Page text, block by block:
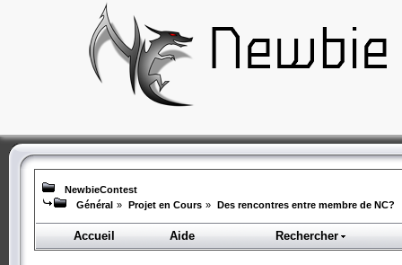
NewbieContest
Général » Projet en Cours » Des rencontres entre membre de NC?
Accueil Aide Rechercher